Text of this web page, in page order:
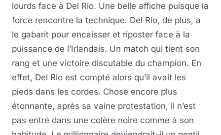
lourds face à Del Rio. Une belle affiche puisque la
force rencontre la technique. Del Rio, de plus, a
le gabarit pour encaisser et riposter face à la
puissance de l’Irlandais. Un match qui tient son
rang et une victoire discutable du champion. En
effet, Del Rio est compté alors qu’il avait les
pieds dans les cordes. Chose encore plus
étonnante, après sa vaine protestation, il n’est
pas entré dans une colère noire comme à son